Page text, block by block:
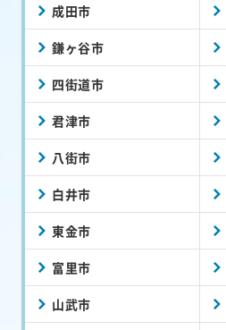
成田市
鎌ヶ谷市
四街道市
君津市
八街市
白井市
東金市
富里市
山武市